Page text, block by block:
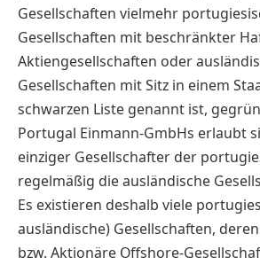
Gesellschaften vielmehr
Gesellschaften mit beschränkter
Aktiengesellschaften oder
Gesellschaften mit Sitz in einem
schwarzen Liste genannt ist,
Portugal Einmann-GmbHs erlaubt
einziger Gesellschafter der
regelmäßig die ausländische
Es existieren deshalb viele
ausländische) Gesellschaften,
bzw. Aktionäre Offshore-